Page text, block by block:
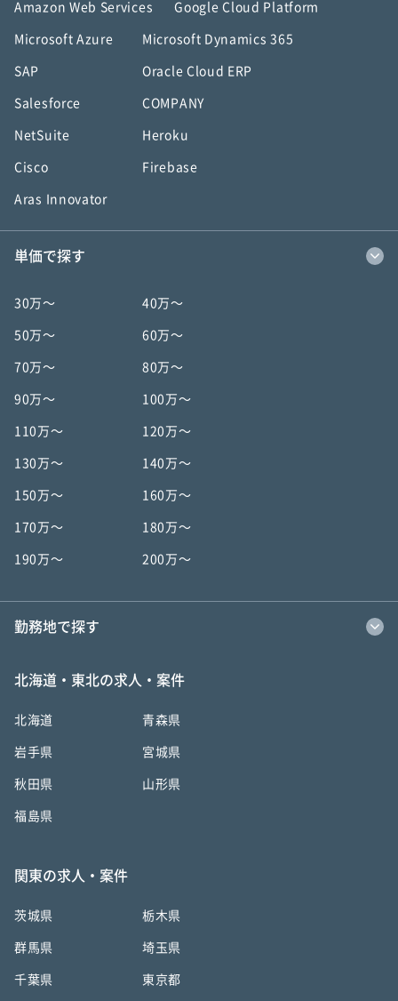
Amazon Web Services Google Cloud Platform
Microsoft Azure Microsoft Dynamics 365
SAP Oracle Cloud ERP
Salesforce COMPANY
NetSuite Heroku
Cisco Firebase
Aras Innovator
単価で探す
30万〜 40万〜
50万〜 60万〜
70万〜 80万〜
90万〜 100万〜
110万〜 120万〜
130万〜 140万〜
150万〜 160万〜
170万〜 180万〜
190万〜 200万〜
勤務地で探す
北海道・東北の求人・案件
北海道 青森県
岩手県 宮城県
秋田県 山形県
福島県
関東の求人・案件
茨城県 栃木県
群馬県 埼玉県
千葉県 東京都